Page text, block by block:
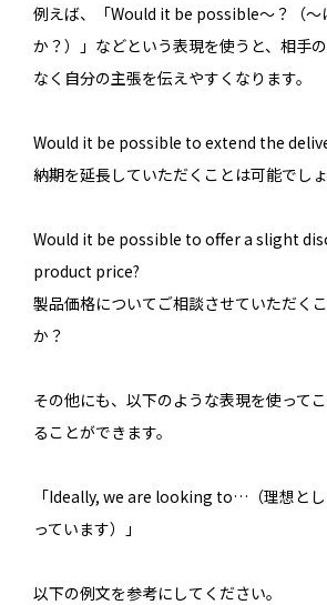
例えば、「Would it be possible〜？（～
か？）」などという表現を使うと、相手
なく自分の主張を伝えやすくなります。
Would it be possible to extend the
納期を延長していただくことは可能でし
Would it be possible to offer a slight
product price?
製品価格についてご相談させていただく
か？
その他にも、以下のような表現を使って
ることができます。
「Ideally, we are looking to…（理想と
っています）」
以下の例文を参考にしてください。